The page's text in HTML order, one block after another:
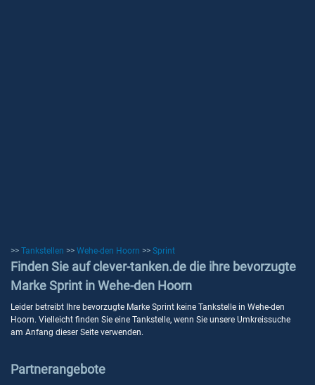
>> Tankstellen >> Wehe-den Hoorn >> Sprint
Finden Sie auf clever-tanken.de die ihre bevorzugte
Marke Sprint in Wehe-den Hoorn
Leider betreibt Ihre bevorzugte Marke Sprint keine Tankstelle in Wehe-den
Hoorn. Vielleicht finden Sie eine Tankstelle, wenn Sie unsere Umkreissuche
am Anfang dieser Seite verwenden.
Partnerangebote